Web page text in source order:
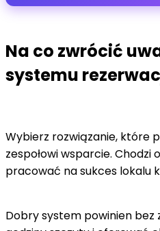
Na co zwrócić
systemu
Wybierz rozwiązanie, które
zespołowi wsparcie.
pracować na sukces lokalu
Dobry system powinien bez